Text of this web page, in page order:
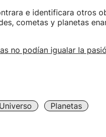
e identificara otros
cometas y planetas
no podían igualar la
Universo Planetas